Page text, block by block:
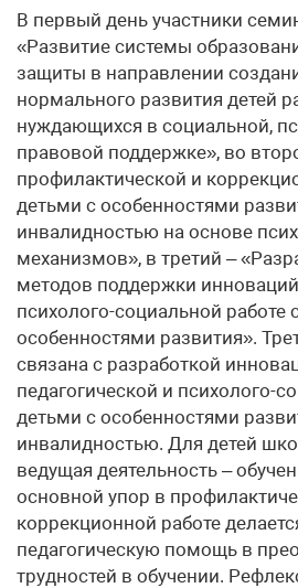
В первый день участники
«Развитие системы
защиты в направлении
нормального развития детей
нуждающихся в социальной,
правовой поддержке», во
профилактической и
детьми с особенностями
инвалидностью на основе
механизмов», в третий –
методов поддержки
психолого-социальной работе
особенностями развития».
связана с разработкой
педагогической и психолого-
детьми с особенностями
инвалидностью. Для детей
ведущая деятельность –
основной упор в
коррекционной работе
педагогическую помощь в
трудностей в обучении.